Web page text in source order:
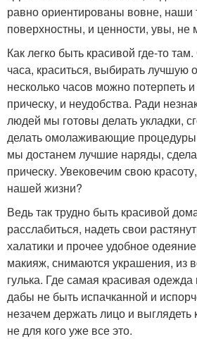
равно ориентированы вовне,
поверхностны, и ценности, увы, не
Как легко быть красивой где-то
часа, краситься, выбирать лучшую
несколько часов можно потерпеть
прическу, и неудобства. Ради
людей мы готовы делать укладки,
делать омолаживающие
мы достанем лучшие наряды,
прическу. Увековечим свою
нашей жизни?
Ведь так трудно быть красивой
расслабиться, надеть свои
халатики и прочее удобное
макияж, снимаются украшения, из
гулька. Где самая красивая
дабы не быть испачканной и
незачем держать лицо и выглядеть
не для кого уже все это.